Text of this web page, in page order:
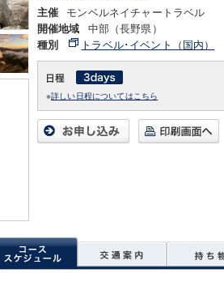
主催 モンベルネイチャートラベル
開催地域 中部（長野県）
種別 トラベル･イベント（国内）
※詳しい日程についてはこちら